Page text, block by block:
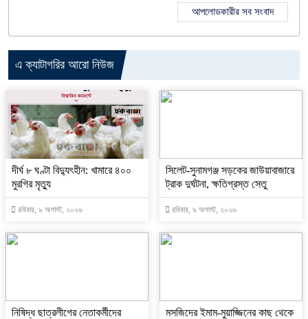
আপলোডকারীর সব সংবাদ
এ ক্যাটাগরির আরো নিউজ
দীর্ঘ ৮ ঘণ্টা বিদ্যুৎহীন: খামারে ৪০০
মুরগির মৃত্যু
রবিবার, ৯ অগাস্ট, ২০২৬
‎সিলেট-সুনামগঞ্জ সড়কের জাউয়াবাজারে
ট্রাক দুর্ঘটনা, ক্ষতিগ্রস্ত সেতু
রবিবার, ৯ অগাস্ট, ২০২৬
নিষিদ্ধ ছাত্রলীগের নেতাকর্মীদের
মসজিদের ইমাম-মুয়াজ্জিনের কাছ থেকে